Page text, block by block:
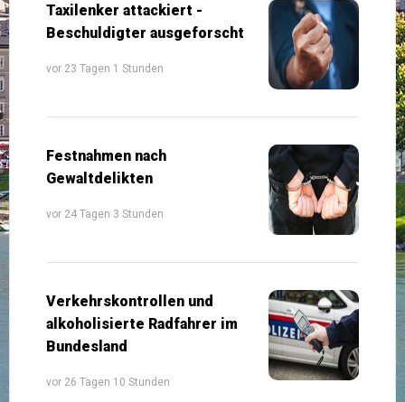
Taxilenker attackiert -
Beschuldigter ausgeforscht
vor 23 Tagen 1 Stunden
Festnahmen nach
Gewaltdelikten
vor 24 Tagen 3 Stunden
Verkehrskontrollen und
alkoholisierte Radfahrer im
Bundesland
vor 26 Tagen 10 Stunden